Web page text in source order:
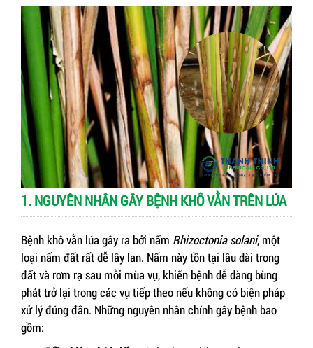
1. NGUYÊN NHÂN GÂY BỆNH KHÔ VẰN TRÊN LÚA
Bệnh khô vằn lúa gây ra bởi nấm Rhizoctonia solani, một
loại nấm đất rất dễ lây lan. Nấm này tồn tại lâu dài trong
đất và rơm rạ sau mỗi mùa vụ, khiến bệnh dễ dàng bùng
phát trở lại trong các vụ tiếp theo nếu không có biện pháp
xử lý đúng đắn. Những nguyên nhân chính gây bệnh bao
gồm: